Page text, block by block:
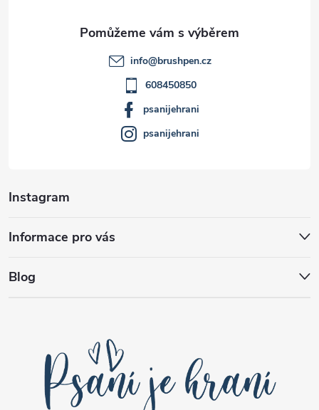
Instagram
Informace pro vás
Blog
info@brushpen.cz
608450850
psanijehrani
psanijehrani